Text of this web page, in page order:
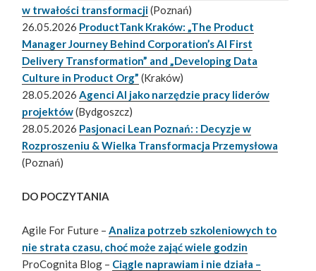
w trwałości transformacji(Poznań)
26.05.2026 ProductTank Kraków: „The Product
Manager Journey Behind Corporation’s AI First
Delivery Transformation” and „Developing Data
Culture in Product Org” (Kraków)
28.05.2026 Agenci AI jako narzędzie pracy liderów
projektów(Bydgoszcz)
28.05.2026 Pasjonaci Lean Poznań: : Decyzje w
Rozproszeniu & Wielka Transformacja Przemysłowa
(Poznań)
DO POCZYTANIA
Agile For Future – Analiza potrzeb szkoleniowych to
nie strata czasu, choć może zająć wiele godzin
ProCognita Blog – Ciągle naprawiam i nie działa –